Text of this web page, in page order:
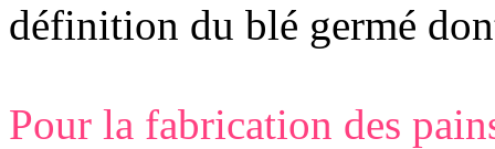
définition du blé germé
Pour la fabrication des